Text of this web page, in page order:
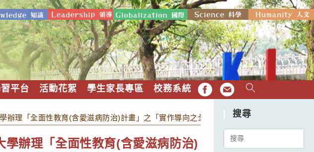
平台 活動花絮 學生家長專區 校務系統 FB EMAIL
辦理「全面性教育(含愛滋病防治)計畫」之「實作導向之全面性教育工作坊」，請教師踴
辦理「全面性教育(含愛滋病防治)
搜尋
Search